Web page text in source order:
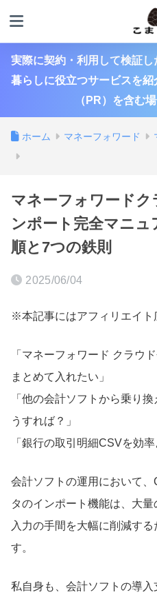
実際に契約・利用して検証
暮らしに役立つサービスを
（PR）を含む
ホーム マネーフォワード
マネーフォワードク
ンポート完全マニ
順と7つの鉄則
2025/06/04
※本記事にはアフィリエイト
「マネーフォワード クラウ
まとめて入れたい」
「他の会計ソフトから乗り
うすれば？」
「銀行の取引明細CSVを効
会計ソフトの運用において
タのインポート機能は、大
入力の手間を大幅に削減す
す。
私自身も、会計ソフトの導入